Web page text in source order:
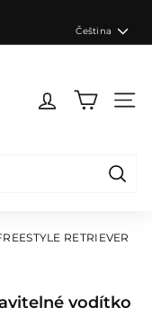
Jazyk
Čeština
RETRIEVER
vodítko